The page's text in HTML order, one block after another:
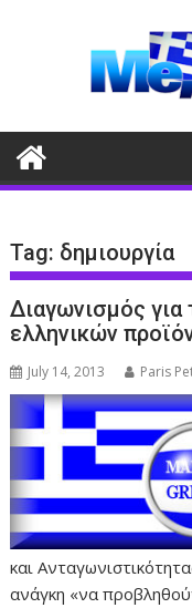
Tag: δημιουργία
Διαγωνισμός για
ελληνικών
July 14, 2013 Paris
και
ανάγκη «να